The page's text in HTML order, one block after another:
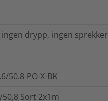
drypp, ingen sprekker
50.8-PO-X-BK
Sort 2x1m